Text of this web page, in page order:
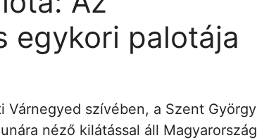
egykori palotája
Várnegyed szívében, a Szent György
néző kilátással áll Magyarország